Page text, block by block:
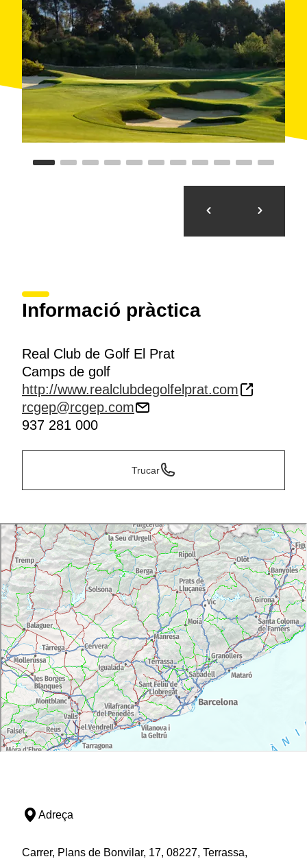
d'alta qualitat, té 45 forats que es distribueixen en tres
camps: rosa, groc i verd. L'oferta Stay & Play de l'hotel
La Mola el situa entre els millors centres turístics
d'Europa.
També disposa d'amplisespais exteriors per a fer
rodatgeso pel·lícules, a més de poder-hi organitzar
tota mena d'esdeveniments privats i corporatius,
activitats deteambuilding, padel, futbol o classes de
golf per a empreses. Compta ambsales i salonsamb
vista al camp de golf i a l'entorn que donen un toc
pràcticament qualsevol esdeveniment: noces,
d'empresa, menjars, còctels, festes corporatives,
Informació pràctica
Real Club de Golf El Prat
Camps de golf
http://www.realclubdegolfelprat.com
rcgep@rcgep.com
937 281 000
Trucar
Adreça
Carrer, Plans de Bonvilar, 17, 08227, Terrassa,